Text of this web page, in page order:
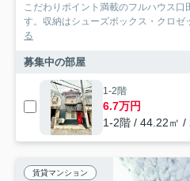
こだわりポイント満載のフルハウス
す。収納はシューズボックス・クロゼ
る
募集中の部屋
1-2階
6.7万円
1-2階 / 44.22㎡ /
賃貸マンション